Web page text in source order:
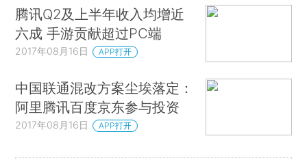
腾讯Q2及上半年收入均增近
六成 手游贡献超过PC端
2017年08月16日 APP打开
中国联通混改方案尘埃落定：
阿里腾讯百度京东参与投资
2017年08月16日 APP打开